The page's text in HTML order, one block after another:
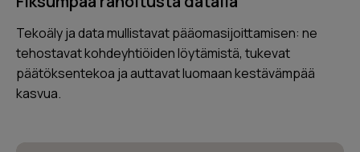
Tekoäly ja data mullistavat pääomasijoittamisen: ne
tehostavat kohdeyhtiöiden löytämistä, tukevat
päätöksentekoa ja auttavat luomaan kestävämpää
kasvua.